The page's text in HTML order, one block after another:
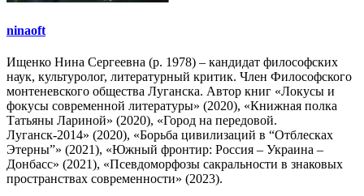
ninaoft
Ищенко Нина Сергеевна (р. 1978) – кандидат философских
наук, культуролог, литературный критик. Член Философского
монтеневского общества Луганска. Автор книг «Локусы и
фокусы современной литературы» (2020), «Книжная полка
Татьяны Лариной» (2020), «Город на передовой.
Луганск-2014» (2020), «Борьба цивилизаций в “Отблесках
Этерны”» (2021), «Южный фронтир: Россия – Украина –
Донбасс» (2021), «Псевдоморфозы сакральности в знаковых
пространствах современности» (2023).